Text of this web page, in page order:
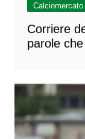
Calciomercato
Corriere
parole